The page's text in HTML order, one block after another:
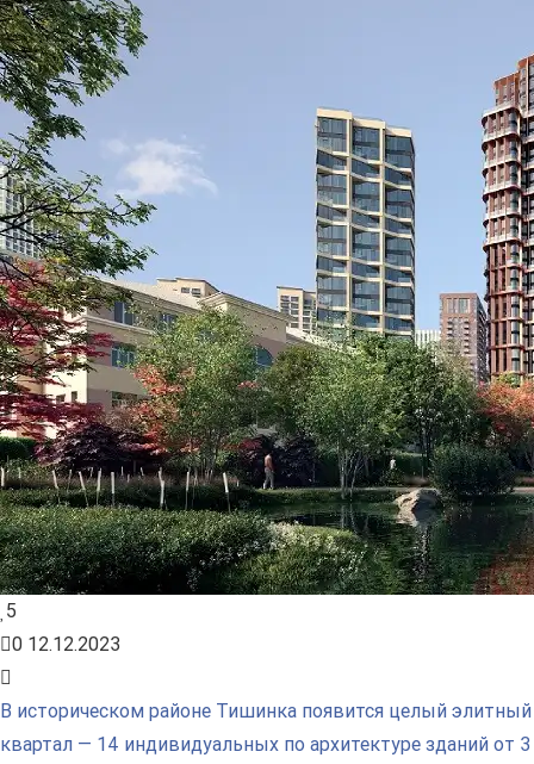
5
0 12.12.2023
В историческом районе Тишинка появится целый элитный
квартал — 14 индивидуальных по архитектуре зданий от 3